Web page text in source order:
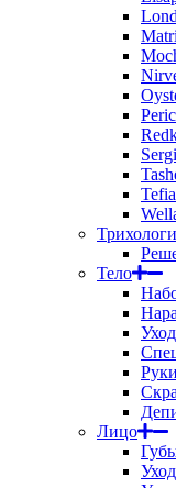
Tefia
Тело
Лицо